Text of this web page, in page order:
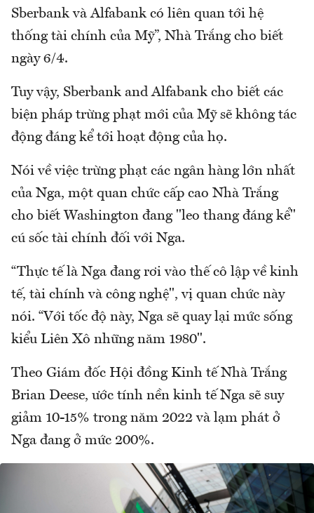
Sberbank và Alfabank có liên quan tới hệ
thống tài chính của Mỹ”, Nhà Trắng cho biết
ngày 6/4.
Tuy vậy, Sberbank and Alfabank cho biết các
biện pháp trừng phạt mới của Mỹ sẽ không tác
động đáng kể tới hoạt động của họ.
Nói về việc trừng phạt các ngân hàng lớn nhất
của Nga, một quan chức cấp cao Nhà Trắng
cho biết Washington đang "leo thang đáng kể"
cú sốc tài chính đối với Nga.
“Thực tế là Nga đang rơi vào thế cô lập về kinh
tế, tài chính và công nghệ", vị quan chức này
nói. “Với tốc độ này, Nga sẽ quay lại mức sống
kiểu Liên Xô những năm 1980".
Theo Giám đốc Hội đồng Kinh tế Nhà Trắng
Brian Deese, ước tính nền kinh tế Nga sẽ suy
giảm 10-15% trong năm 2022 và lạm phát ở
Nga đang ở mức 200%.